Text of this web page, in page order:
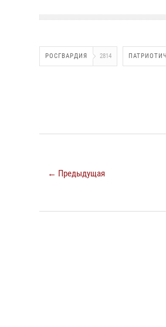
РОСГВАРДИЯ 2814
← Предыдущая